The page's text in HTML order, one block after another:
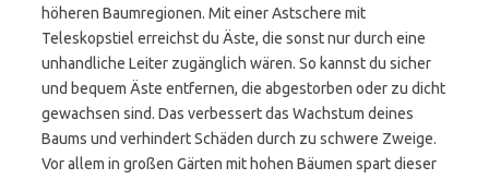
höheren Baumregionen. Mit einer Astschere mit
Teleskopstiel erreichst du Äste, die sonst nur durch eine
unhandliche Leiter zugänglich wären. So kannst du sicher
und bequem Äste entfernen, die abgestorben oder zu dicht
gewachsen sind. Das verbessert das Wachstum deines
Baums und verhindert Schäden durch zu schwere Zweige.
Vor allem in großen Gärten mit hohen Bäumen spart dieser